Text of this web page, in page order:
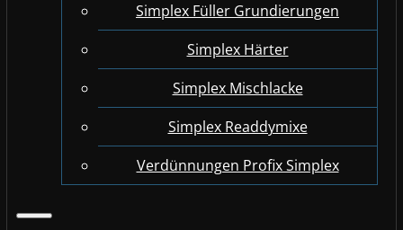
Simplex Füller Grundierungen
Simplex Härter
Simplex Mischlacke
Simplex Readdymixe
Verdünnungen Profix Simplex